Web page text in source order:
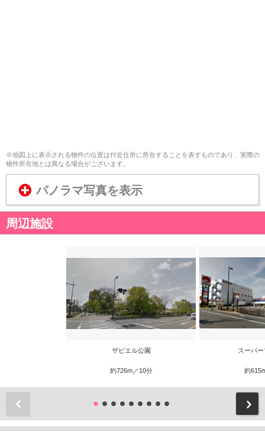
※地図上に表示される物件の位置は付近住所に所在することを表すものであり、実際の
物件所在地とは異なる場合がございます。
パノラマ写真を表示
周辺施設
ザビエル公園
約726m／10分
スーパ
約